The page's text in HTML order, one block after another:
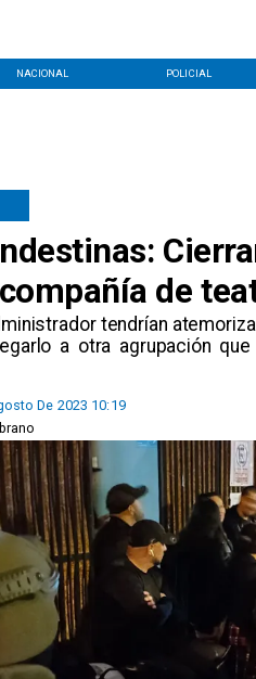
NACIONAL POLICIAL
de
tendrían
a otra agrupación
De 2023 10:19